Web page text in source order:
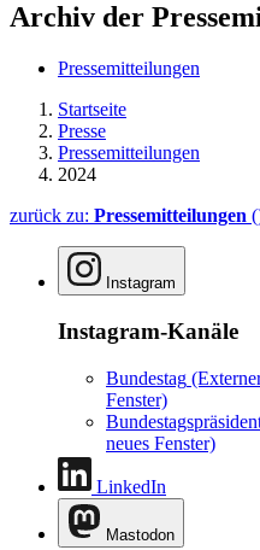
Archiv der
Pressemitteilungen
Startseite
Presse
Pressemitteilungen
2024
zurück zu: Pressemitteilungen
Instagram
Instagram-Kanäle
Bundestag
Fenster)
neues Fenster)
LinkedIn
Mastodon